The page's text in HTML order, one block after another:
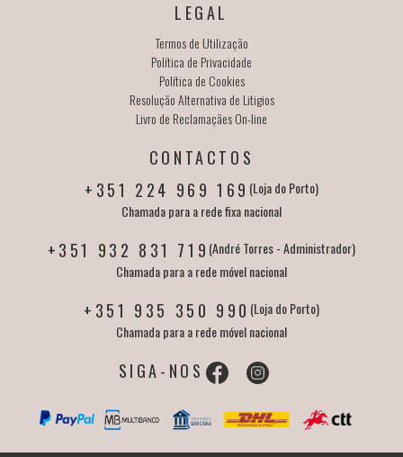
LEGAL
Termos de Utilização
Política de Privacidade
Política de Cookies
Resolução Alternativa de Litigios
Livro de Reclamaçães On-line
CONTACTOS
+351 224 969 169 (Loja do Porto)
Chamada para a rede fixa nacional
+351 932 831 719 (André Torres - Administrador)
Chamada para a rede móvel nacional
+351 935 350 990 (Loja do Porto)
Chamada para a rede móvel nacional
SIGA-NOS